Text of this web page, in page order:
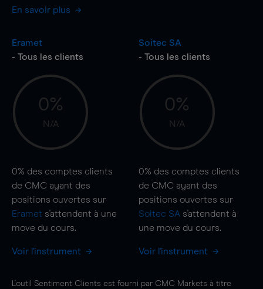
En savoir plus
Eramet
- Tous les clients
0%
N/A
0% des comptes clients
de CMC ayant des
positions ouvertes sur
Eramet s'attendent à une
move du cours.
Voir l'instrument
Soitec SA
- Tous les clients
0%
N/A
0% des comptes clients
de CMC ayant des
positions ouvertes sur
Soitec SA s'attendent à
une move du cours.
Voir l'instrument
L'outil Sentiment Clients est fourni par CMC Markets à titre